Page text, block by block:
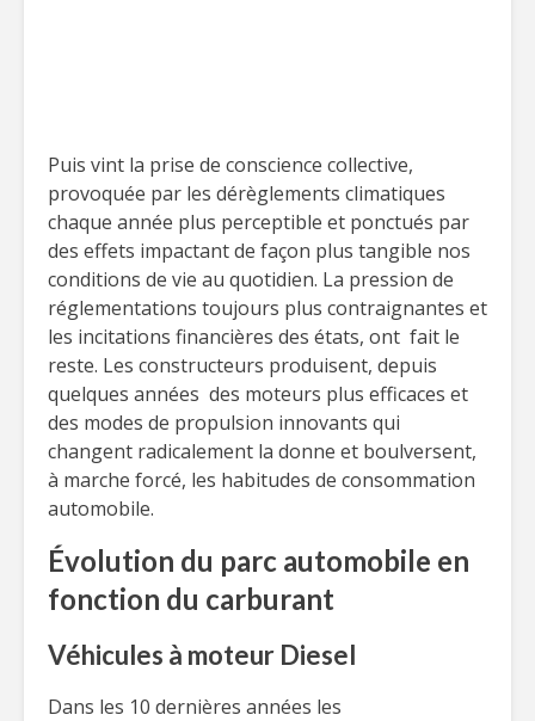
Puis vint la prise de conscience collective,
provoquée par les dérèglements climatiques
chaque année plus perceptible et ponctués par
des effets impactant de façon plus tangible nos
conditions de vie au quotidien. La pression de
réglementations toujours plus contraignantes et
les incitations financières des états, ont fait le
reste. Les constructeurs produisent, depuis
quelques années des moteurs plus efficaces et
des modes de propulsion innovants qui
changent radicalement la donne et boulversent,
à marche forcé, les habitudes de consommation
automobile.
Évolution du parc automobile en
fonction du carburant
Véhicules à moteur Diesel
Dans les 10 dernières années les